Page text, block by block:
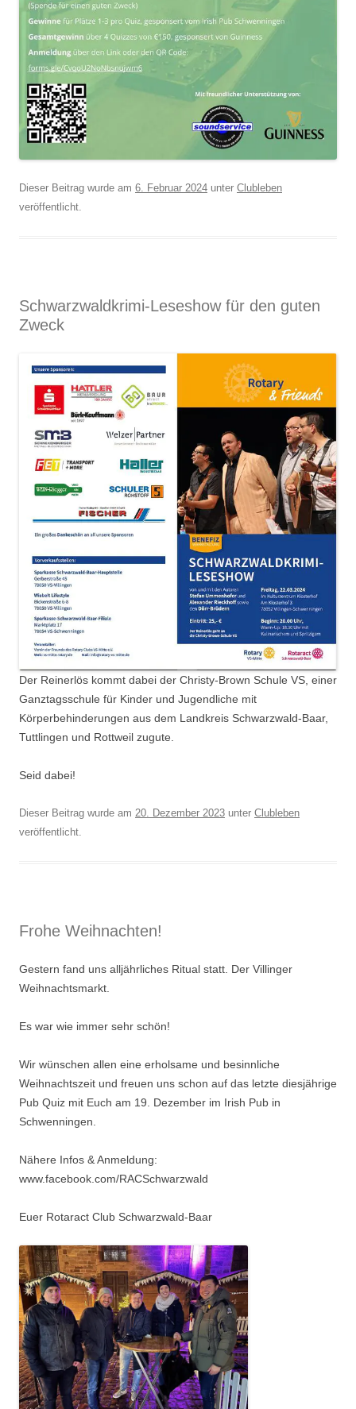
Dieser Beitrag wurde am 6. Februar 2024 unter Clubleben
veröffentlicht.
Schwarzwaldkrimi-Leseshow für den guten
Zweck
Der Reinerlös kommt dabei der Christy-Brown Schule VS, einer
Ganztagsschule für Kinder und Jugendliche mit
Körperbehinderungen aus dem Landkreis Schwarzwald-Baar,
Tuttlingen und Rottweil zugute.
Seid dabei!
Dieser Beitrag wurde am 20. Dezember 2023 unter Clubleben
veröffentlicht.
Frohe Weihnachten!
Gestern fand uns alljährliches Ritual statt. Der Villinger
Weihnachtsmarkt.
Es war wie immer sehr schön!
Wir wünschen allen eine erholsame und besinnliche
Weihnachtszeit und freuen uns schon auf das letzte diesjährige
Pub Quiz mit Euch am 19. Dezember im Irish Pub in
Schwenningen.
Nähere Infos & Anmeldung:
www.facebook.com/RACSchwarzwald
Euer Rotaract Club Schwarzwald-Baar